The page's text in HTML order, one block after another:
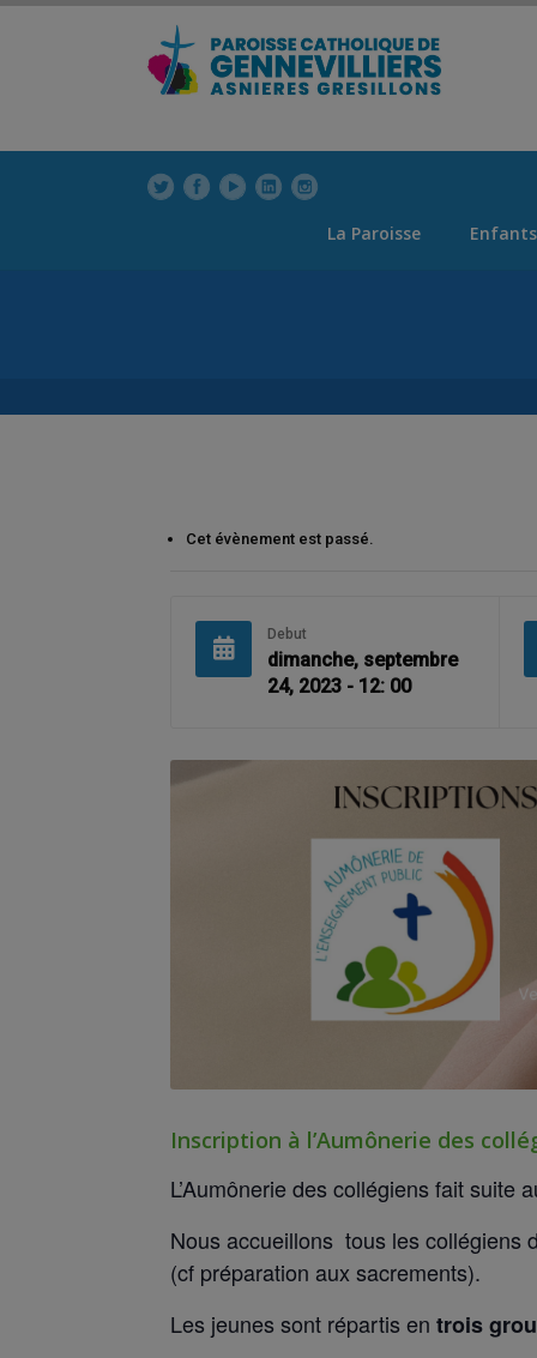
La Paroisse
Cet évènement est passé.
Debut
dimanche, septembre
24, 2023 - 12: 00
Inscription à l’Aumônerie des
L’Aumônerie des collégiens fait suite
Nous accueillons tous les collégiens
(cf préparation aux sacrements).
Les jeunes sont répartis en trois